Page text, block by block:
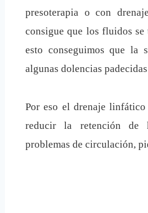
presoterapia o con
consigue que los fluidos se
esto conseguimos que la
algunas dolencias
Por eso el drenaje
reducir la retención de
problemas de circulación,